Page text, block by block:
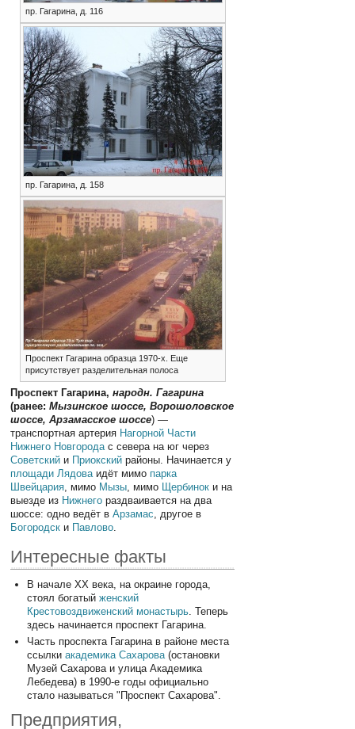
пр. Гагарина, д. 116
пр. Гагарина, д. 158
Проспект Гагарина образца 1970-х. Еще
присутствует разделительная полоса
Проспект Гагарина,народн. Гагарина
(ранее:Мызинское шоссе, Ворошоловское
шоссе, Арзамасское шоссе) —
транспортная артерия Нагорной Части
Нижнего Новгородас севера на юг через
Советский и Приокский районы. Начинается у
площади Лядоваидёт мимо парка
Швейцария, мимо Мызы, мимо Щербинок и на
выезде из Нижнего раздваивается на два
шоссе: одно ведёт вАрзамас, другое в
Богородск и Павлово.
Интересные факты
В начале XX века, на окраине города,
стоял богатый женский
Крестовоздвиженский монастырь. Теперь
здесь начинается проспект Гагарина.
Часть проспекта Гагарина в районе места
ссылки академика Сахарова(остановки
Музей Сахарова и улица Академика
Лебедева) в 1990-е годы официально
стало называться "Проспект Сахарова".
Предприятия,